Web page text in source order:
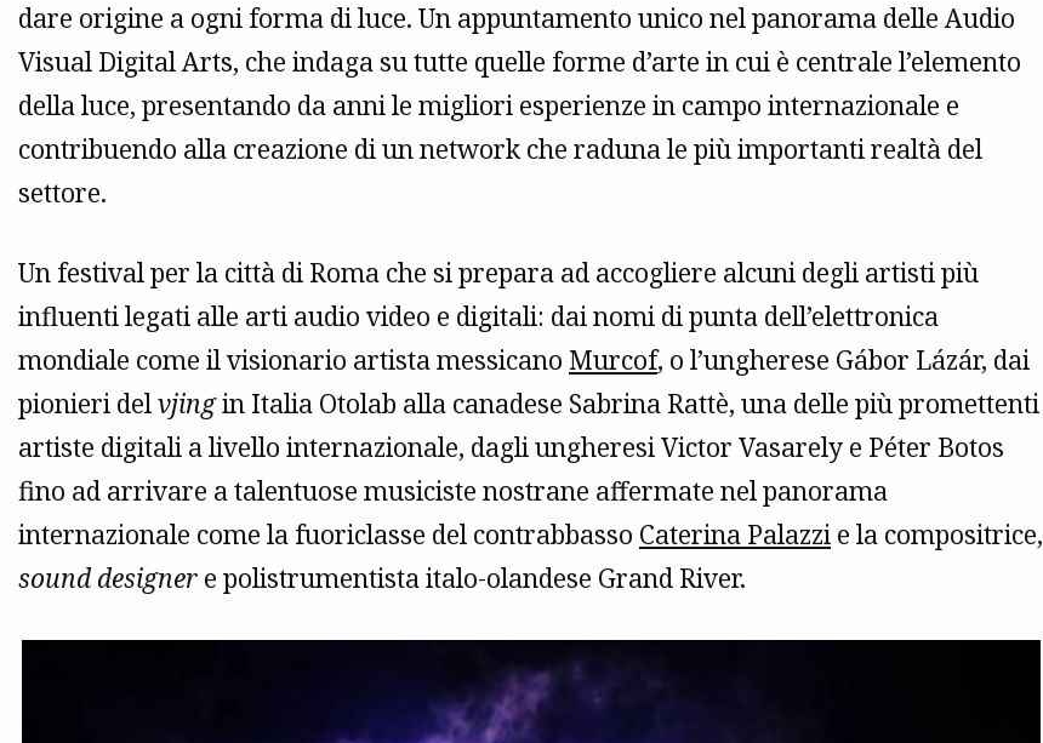
dare origine a ogni forma di luce. Un appuntamento unico nel panorama delle Audio
Visual Digital Arts, che indaga su tutte quelle forme d’arte in cui è centrale l’elemento
della luce, presentando da anni le migliori esperienze in campo internazionale e
contribuendo alla creazione di un network che raduna le più importanti realtà del
settore.
Un festival per la città di Roma che si prepara ad accogliere alcuni degli artisti più
influenti legati alle arti audio video e digitali: dai nomi di punta dell’elettronica
mondiale come il visionario artista messicano Murcof, o l’ungherese Gábor Lázár, dai
pionieri delvjingin Italia Otolab alla canadese Sabrina Rattè, una delle più promettenti
artiste digitali a livello internazionale, dagli ungheresi Victor Vasarely e Péter Botos
fino ad arrivare a talentuose musiciste nostrane affermate nel panorama
internazionale come la fuoriclasse del contrabbasso Caterina Palazzi e la compositrice,
sound designer e polistrumentista italo-olandese Grand River.